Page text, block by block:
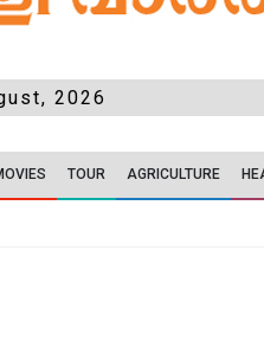
2026
TOUR AGRICULTURE